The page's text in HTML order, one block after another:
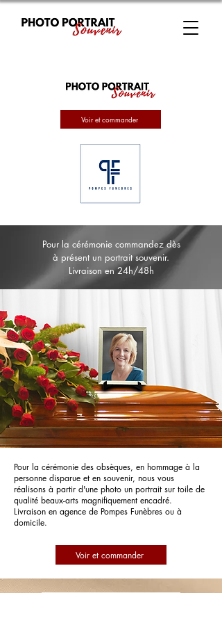
Voir et commander
Pour la cérémonie commandez dès
à présent un portrait souvenir.
Livraison en 24h/48h
Pour la cérémonie des obsèques, en hommage à la
personne disparue et en souvenir, nous vous
réalisons à partir d'une photo un portrait sur toile de
qualité beaux-arts magnifiquement encadré.
Livraison en agence de Pompes Funèbres ou à
domicile.
Voir et commander